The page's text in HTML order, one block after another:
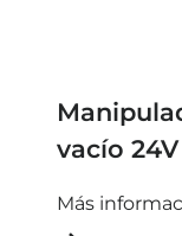
vacío 24V
Más